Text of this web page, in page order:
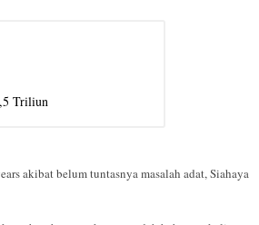
Triliun
akibat belum tuntasnya masalah adat, Siahaya